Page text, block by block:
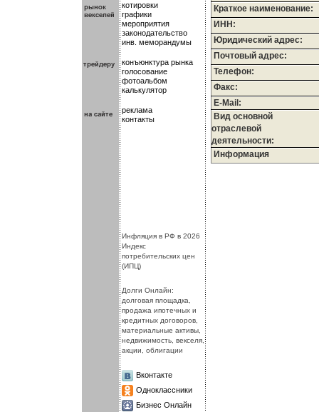
котировки
графики
мероприятия
законодательство
инв. меморандумы
конъюнктура рынка
голосование
фотоальбом
калькулятор
реклама
контакты
Краткое наименование:
ИНН:
Юридический адрес:
Почтовый адрес:
Телефон:
Факс:
E-Mail:
Вид основной
отраслевой
деятельности:
Информация
.Инфляция в РФ в 2026
Индекс
потребительских цен
(ИПЦ)
Долги Онлайн:
долговая площадка,
продажа ипотечных и
кредитных договоров,
материальные активы,
недвижимость, векселя,
акции, облигации
Вконтакте
Одноклассники
Бизнес Онлайн
.